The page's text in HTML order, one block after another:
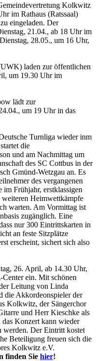
Kolkwitz
im Rathaus (Ratssaal)
eingeladen. Der
21.04., ab 18 Uhr im
28.05., um 16 Uhr,
laden zur öffentlichen
um 19.30 Uhr im
lädt zur
um 19 Uhr in das
Turnliga wieder inm
die
und am Nachmittag um
des SC Cottbus in der
Gmünd-Wetzgau an. Es
des vergangenen
im Frühjahr, erstklassigen
Heimwettkämpfe
warten. Am Vormittag ist
zugänglich. Eine
nur 300 Eintrittskarten in
an feste Sitzplätze
erscheint, sichert sich also
26. April, ab 14.30 Uhr,
ein. Mit schönen
Leitung von Linda
die Akkordeonspieler der
Kolkwitz, der Sängerchor
und Herr Kieschke als
Konzert kann wieder
Der Eintritt kostet
Beteiligung freuen sich die
Kolkwitz e.V.
finden Sie hier!